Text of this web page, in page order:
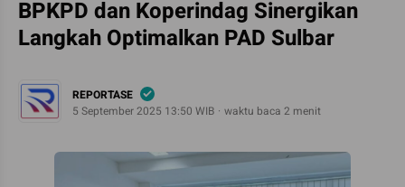
BPKPD dan Koperindag Sinergikan
Langkah Optimalkan PAD Sulbar
REPORTASE
5 September 2025 13:50 WIB
waktu baca 2 menit